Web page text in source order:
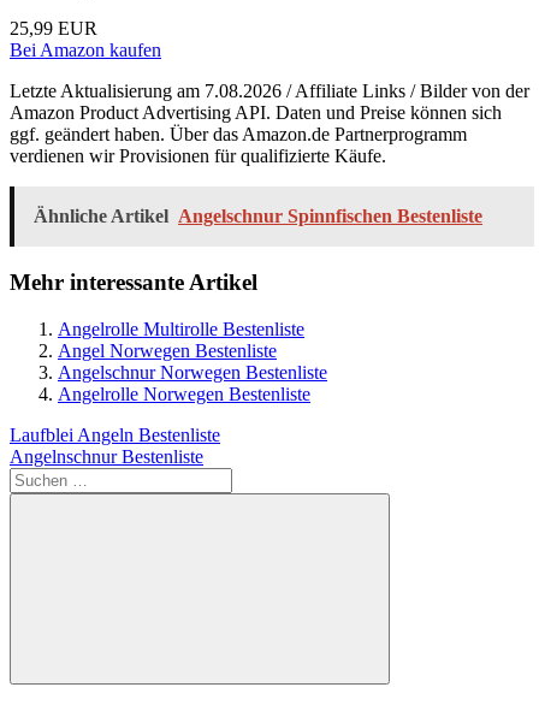
25,99 EUR
Bei Amazon kaufen
Letzte Aktualisierung am 7.08.2026 / Affiliate Links / Bilder von der
Amazon Product Advertising API. Daten und Preise können sich
ggf. geändert haben. Über das Amazon.de Partnerprogramm
verdienen wir Provisionen für qualifizierte Käufe.
Ähnliche Artikel Angelschnur Spinnfischen Bestenliste
Mehr interessante Artikel
Angelrolle Multirolle Bestenliste
Angel Norwegen Bestenliste
Angelschnur Norwegen Bestenliste
Angelrolle Norwegen Bestenliste
Beitragsnavigation
Vorheriger
Beitrag:
Laufblei Angeln Bestenliste
Nächster
Beitrag:
Angelnschnur Bestenliste
Suchen
nach:
Suchen